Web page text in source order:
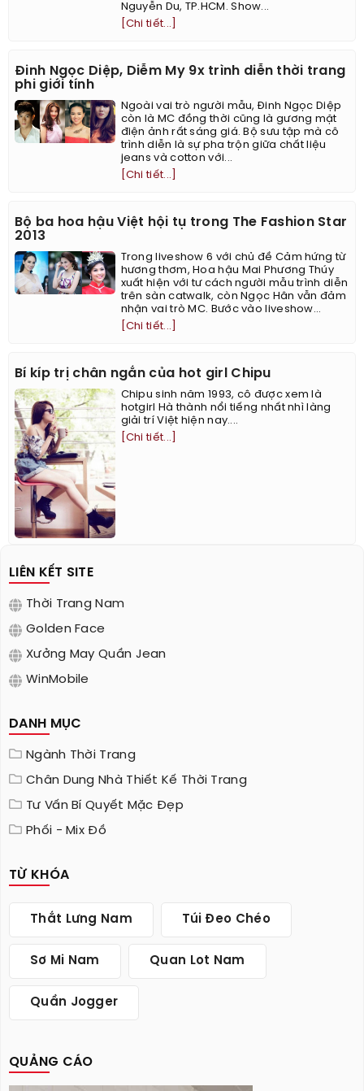
Nguyễn Du, TP.HCM. Show...
[Chi tiết...]
Đinh Ngọc Diệp, Diễm My 9x trình diễn thời trang
phi giới tính
Ngoài vai trò người mẫu, Đinh Ngọc Diệp
còn là MC đồng thời cũng là gương mặt
điện ảnh rất sáng giá. Bộ sưu tập mà cô
trình diễn là sự pha trộn giữa chất liệu
jeans và cotton với...
[Chi tiết...]
Bộ ba hoa hậu Việt hội tụ trong The Fashion Star
2013
Trong liveshow 6 với chủ đề Cảm hứng từ
hương thơm, Hoa hậu Mai Phương Thúy
xuất hiện với tư cách người mẫu trình diễn
trên sàn catwalk, còn Ngọc Hân vẫn đảm
nhận vai trò MC. Bước vào liveshow...
[Chi tiết...]
Bí kíp trị chân ngắn của hot girl Chipu
Chipu sinh năm 1993, cô được xem là
hotgirl Hà thành nổi tiếng nhất nhì làng
giải trí Việt hiện nay....
[Chi tiết...]
LIÊN KẾT SITE
Thời Trang Nam
Golden Face
Xưởng May Quần Jean
WinMobile
DANH MỤC
Ngành Thời Trang
Chân Dung Nhà Thiết Kế Thời Trang
Tư Vấn Bí Quyết Mặc Đẹp
Phối - Mix Đồ
TỪ KHÓA
Thắt Lưng Nam Túi Đeo Chéo
Sơ Mi Nam Quan Lot Nam
Quần Jogger
QUẢNG CÁO